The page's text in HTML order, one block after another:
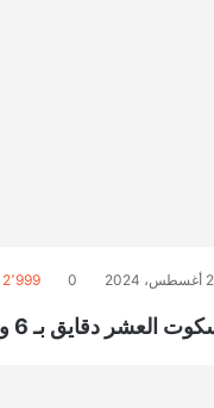
0 2٬999
دقايق بـ 6 وصفات